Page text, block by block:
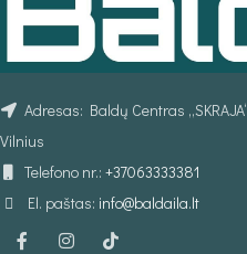
Adresas: Baldų Centras
Vilnius
Telefono nr.: +37063333381
El. paštas: info@baldaila.lt